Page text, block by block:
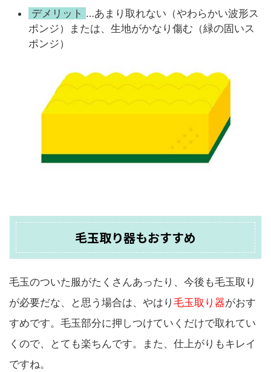
デメリット …あまり取れない（やわらかい波形ス
ポンジ）または、生地がかなり傷む（緑の固いス
ポンジ）
毛玉取り器もおすすめ
毛玉のついた服がたくさんあったり、今後も毛玉取り
が必要だな、と思う場合は、やはり 毛玉取り器がおす
すめです。毛玉部分に押しつけていくだけで取れてい
くので、とても楽ちんです。また、仕上がりもキレイ
ですね。